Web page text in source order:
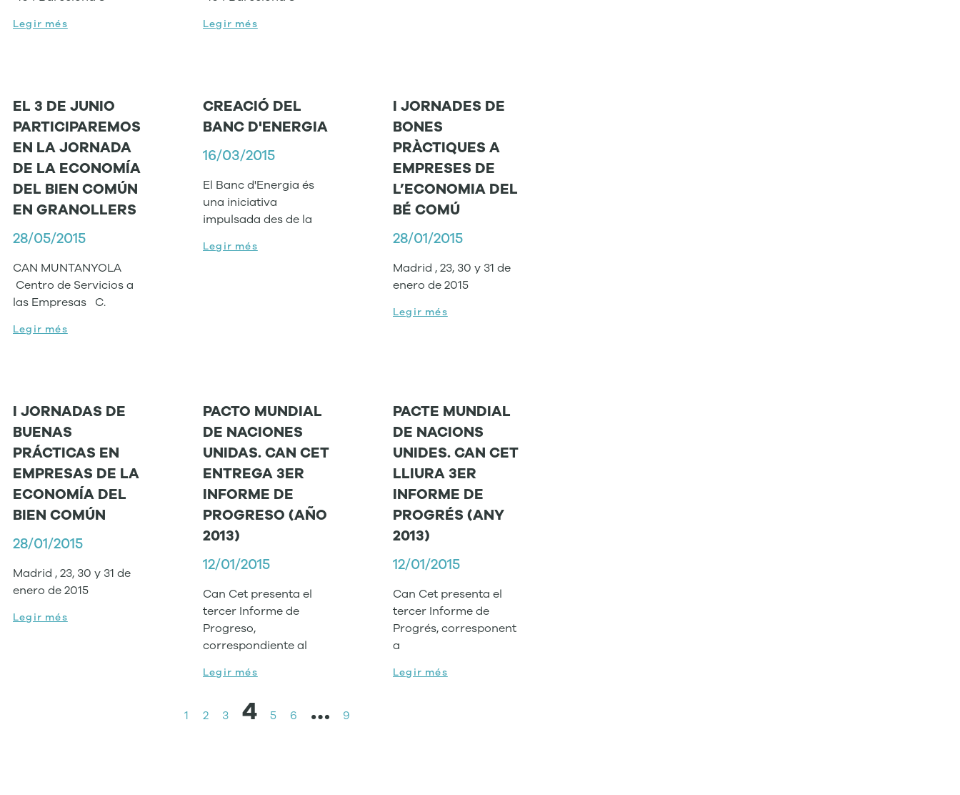
Legir més Legir més
EL 3 DE JUNIO
PARTICIPAREMOS
EN LA JORNADA
DE LA ECONOMÍA
DEL BIEN COMÚN
EN GRANOLLERS
28/05/2015
CAN MUNTANYOLA
Centro de Servicios a
las Empresas C.
Legir més
CREACIÓ DEL
BANC D'ENERGIA
16/03/2015
El Banc d'Energia és
una iniciativa
impulsada des de la
Legir més
I JORNADES DE
BONES
PRÀCTIQUES A
EMPRESES DE
L’ECONOMIA DEL
BÉ COMÚ
28/01/2015
Madrid , 23, 30 y 31 de
enero de 2015
Legir més
I JORNADAS DE
BUENAS
PRÁCTICAS EN
EMPRESAS DE LA
ECONOMÍA DEL
BIEN COMÚN
28/01/2015
Madrid , 23, 30 y 31 de
enero de 2015
Legir més
PACTO MUNDIAL
DE NACIONES
UNIDAS. CAN CET
ENTREGA 3ER
INFORME DE
PROGRESO (AÑO
2013)
12/01/2015
Can Cet presenta el
tercer Informe de
Progreso,
correspondiente al
Legir més
PACTE MUNDIAL
DE NACIONS
UNIDES. CAN CET
LLIURA 3ER
INFORME DE
PROGRÉS (ANY
2013)
12/01/2015
Can Cet presenta el
tercer Informe de
Progrés, corresponent
a
Legir més
1 2 3 4 5 6 … 9